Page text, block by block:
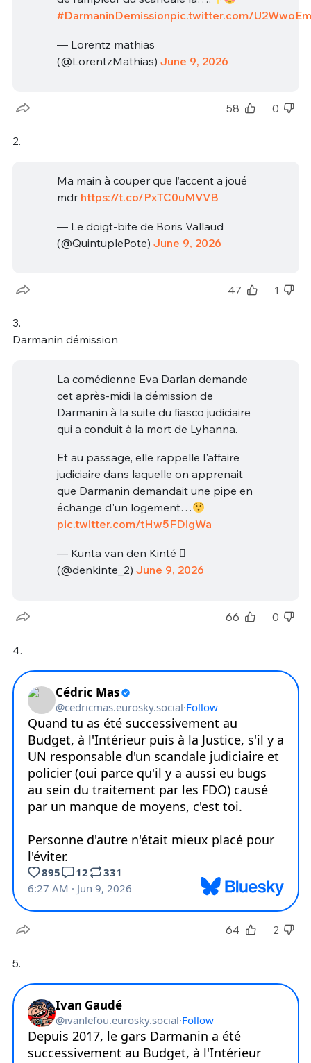
#DarmaninDemissionpic.twitter.com/
— Lorentz mathias
(@LorentzMathias) June 9, 2026
58 0
2.
Ma main à couper que l’accent a joué
mdr https://t.co/PxTC0uMVVB
— Le doigt-bite de Boris Vallaud
(@QuintuplePote) June 9, 2026
47 1
3.
Darmanin démission
La comédienne Eva Darlan demande
cet après-midi la démission de
Darmanin à la suite du fiasco judiciaire
qui a conduit à la mort de Lyhanna.
Et au passage, elle rappelle l'affaire
judiciaire dans laquelle on apprenait
que Darmanin demandait une pipe en
échange d'un logement…
pic.twitter.com/tHw5FDigWa
— Kunta van den Kinté 
(@denkinte_2) June 9, 2026
66 0
4.
64 2
5.